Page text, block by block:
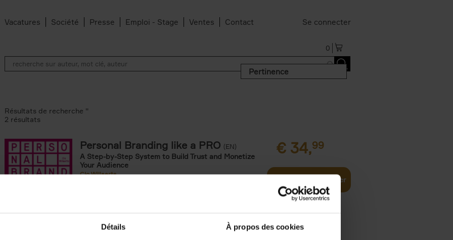
Détails À propos des cookies
Vacatures Société Presse Emploi - Stage Ventes Contact Se connecter
0
Pertinence
filter
Résultats de recherche ''
2 résultats
Personal Branding like a PRO (EN)
A Step-by-Step System to Build Trust and Monetize
Your Audience
Clo Willaerts
€ 34,99
Ajouter au panier